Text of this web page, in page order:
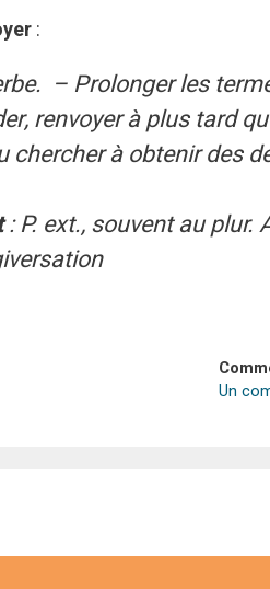
:
– Prolonger les
renvoyer à plus tard
chercher à obtenir des
: P. ext., souvent au plur.
Un